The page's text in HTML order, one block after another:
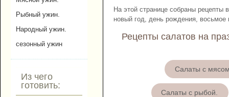
Рыбный ужин.
Народный ужин.
сезонный ужин
Из чего
готовить:
На этой странице собраны рецепты
новый год, день рождения,
Рецепты салатов на
Салаты с
Салаты с рыбой.